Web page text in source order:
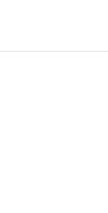
2月12日
年1月
刑滿開釋
10月6日
對其是